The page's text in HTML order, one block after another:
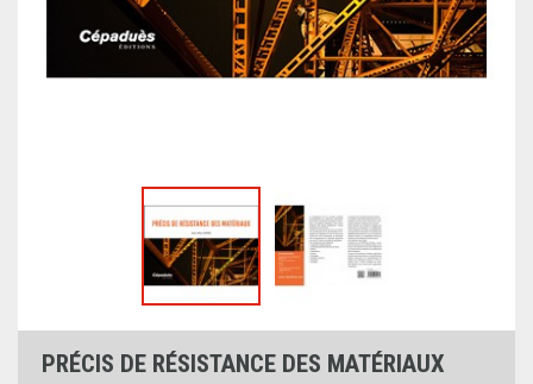
PRÉCIS DE RÉSISTANCE DES MATÉRIAUX